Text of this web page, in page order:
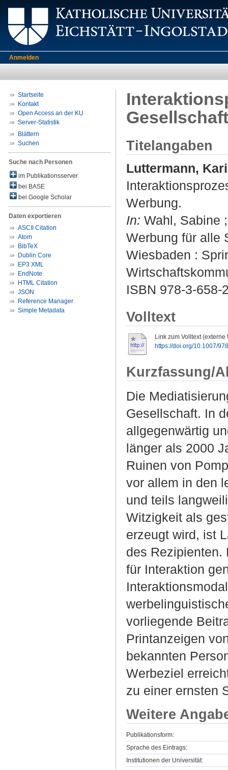
Anmelden
Startseite
Kontakt
Open Access an der KU
Server-Statistik
Blättern
Suchen
Suche nach Personen
im Publikationsserver
bei BASE
bei Google Scholar
Daten exportieren
ASCII Citation
Atom
BibTeX
Dublin Core
EP3 XML
EndNote
HTML Citation
JSON
Reference Manager
Simple Metadata
Titelangaben
Luttermann,
Werbung.
In: Wahl, Sabine
Werbung für alle
Wiesbaden :
ISBN 978-3-658-
Volltext
Link zum Volltext (externe
https://doi.org/10.1007/
Kurzfassung/
Die
Gesellschaft. In
allgegenwärtig
länger als 2000
Ruinen von
vor allem in den
und teils
Witzigkeit als
erzeugt wird, ist
des Rezipienten.
für Interaktion
vorliegende
Printanzeigen
bekannten
Werbeziel
zu einer ernsten
Weitere
Publikationsform:
Sprache des Eintrags:
Institutionen der Universität: